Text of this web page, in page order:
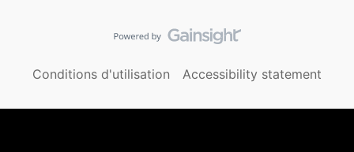
Conditions d'utilisation Accessibility statement